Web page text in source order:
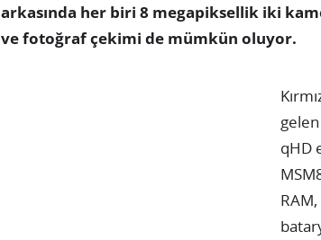
arkasında her biri 8 megapiksellik iki
ve fotoğraf çekimi de mümkün oluyor.
qHD